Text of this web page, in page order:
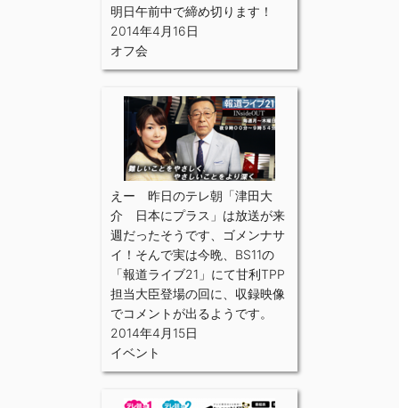
明日午前中で締め切ります！
2014年4月16日
オフ会
えー 昨日のテレ朝「津田大
介 日本にプラス」は放送が来
週だったそうです、ゴメンナサ
イ！そんで実は今晩、BS11の
「報道ライブ21」にて甘利TPP
担当大臣登場の回に、収録映像
でコメントが出るようです。
2014年4月15日
イベント